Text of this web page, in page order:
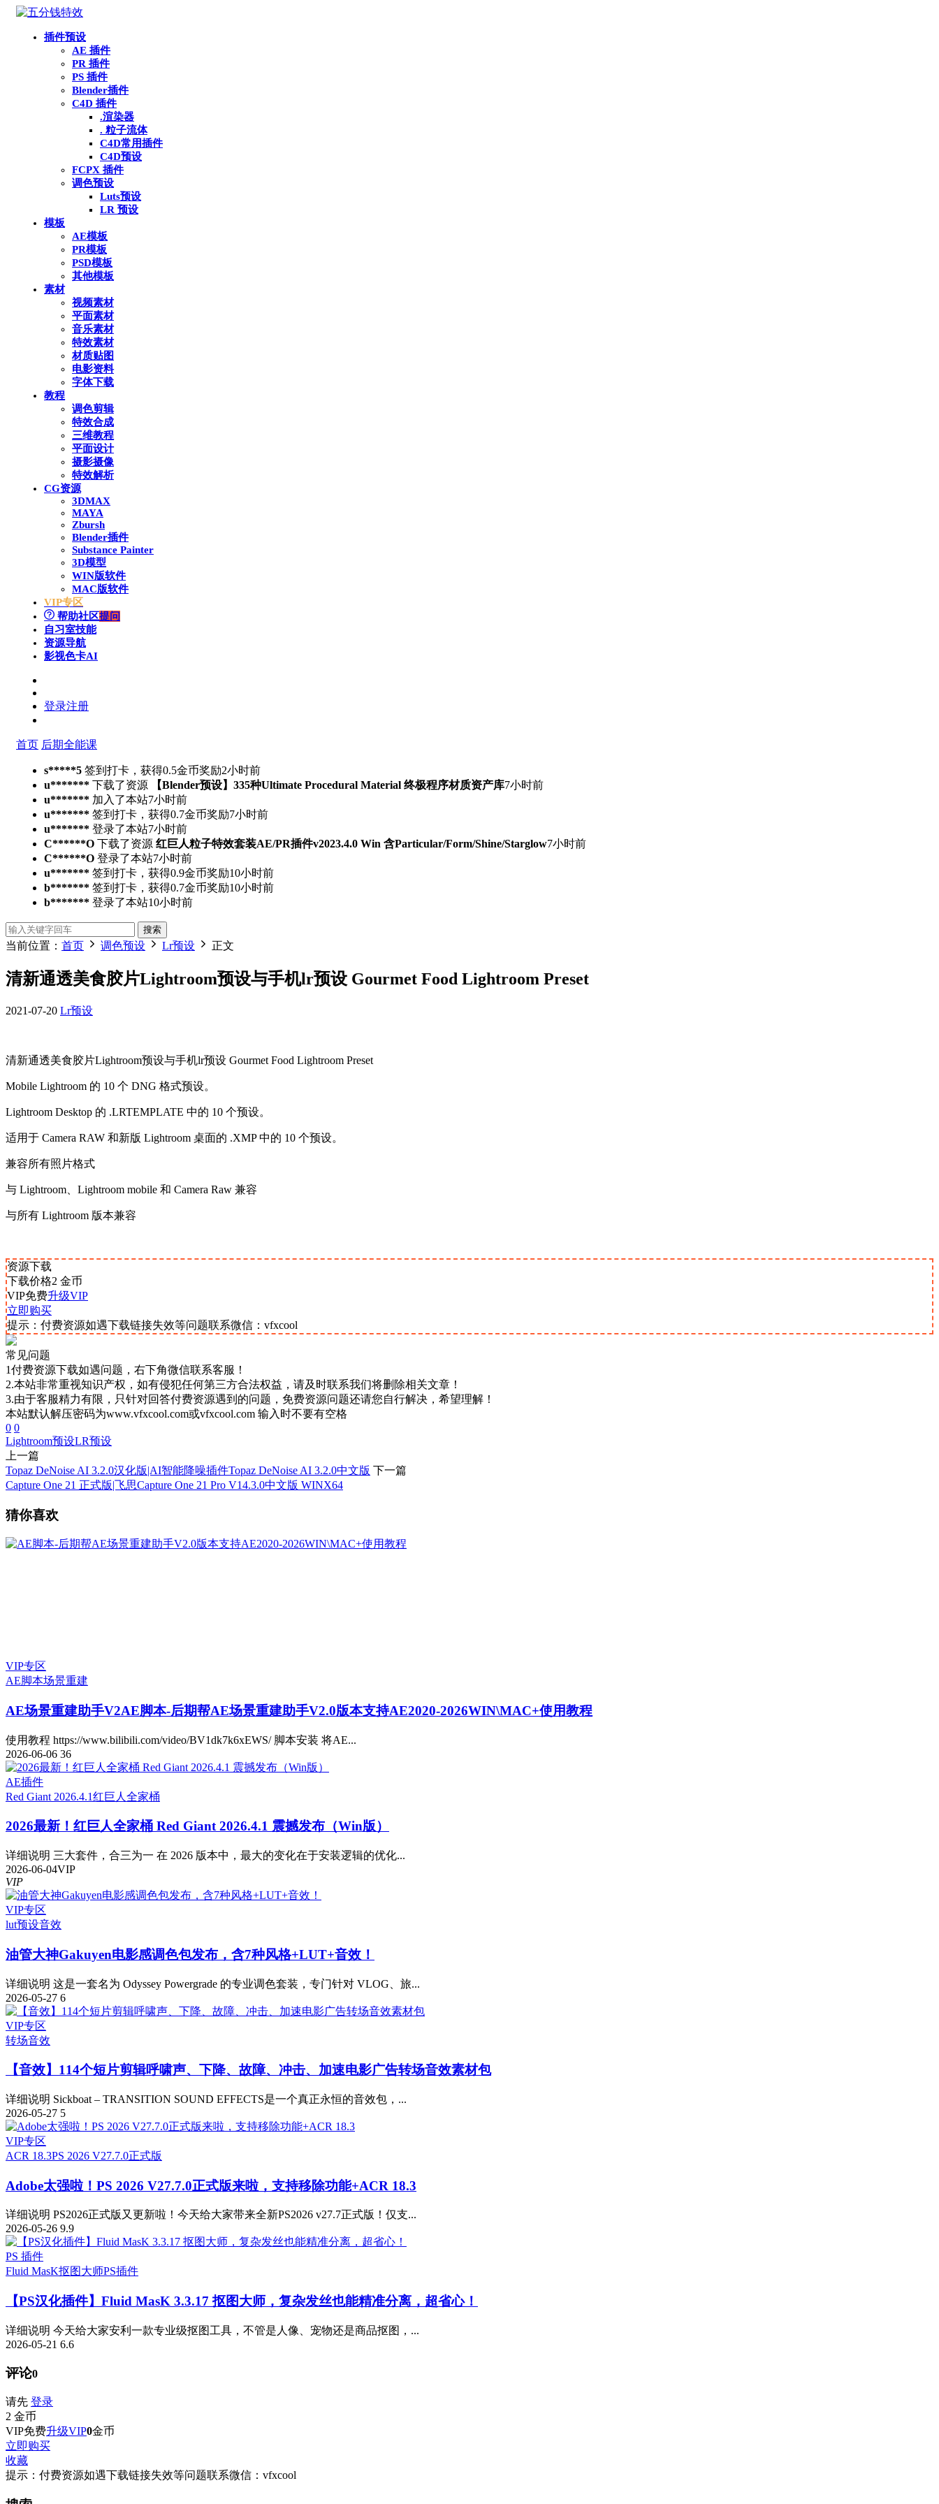
插件预设
AE 插件
PR 插件
PS 插件
Blender插件
C4D 插件
.渲染器
. 粒子流体
C4D常用插件
C4D预设
FCPX 插件
调色预设
Luts预设
LR 预设
模板
AE模板
PR模板
PSD模板
其他模板
素材
视频素材
平面素材
音乐素材
特效素材
材质贴图
电影资料
字体下载
教程
调色剪辑
特效合成
三维教程
平面设计
摄影摄像
特效解析
CG资源
3DMAX
MAYA
Zbursh
Blender插件
Substance Painter
3D模型
WIN版软件
MAC版软件
VIP专区
帮助社区提问
自习室技能
资源导航
影视色卡AI
登录注册
首页 后期全能课
s*****5 签到打卡，获得0.5金币奖励2小时前
u******* 下载了资源 【Blender预设】335种Ultimate Procedural Material 终极程序材质资产库7小时前
u******* 加入了本站7小时前
u******* 签到打卡，获得0.7金币奖励7小时前
u******* 登录了本站7小时前
C******O 下载了资源 红巨人粒子特效套装AE/PR插件v2023.4.0 Win 含Particular/Form/Shine/Starglow7小时前
C******O 登录了本站7小时前
u******* 签到打卡，获得0.9金币奖励10小时前
b******* 签到打卡，获得0.7金币奖励10小时前
b******* 登录了本站10小时前
搜索
当前位置： 首页 调色预设 Lr预设 正文
清新通透美食胶片Lightroom预设与手机lr预设 Gourmet Food Lightroom Preset
2021-07-20 Lr预设
清新通透美食胶片Lightroom预设与手机lr预设 Gourmet Food Lightroom Preset
Mobile Lightroom 的 10 个 DNG 格式预设。
Lightroom Desktop 的 .LRTEMPLATE 中的 10 个预设。
适用于 Camera RAW 和新版 Lightroom 桌面的 .XMP 中的 10 个预设。
兼容所有照片格式
与 Lightroom、Lightroom mobile 和 Camera Raw 兼容
与所有 Lightroom 版本兼容
资源下载
下载价格2 金币
VIP免费升级VIP
立即购买
提示：付费资源如遇下载链接失效等问题联系微信：vfxcool
常见问题
1付费资源下载如遇问题，右下角微信联系客服！
2.本站非常重视知识产权，如有侵犯任何第三方合法权益，请及时联系我们将删除相关文章！
3.由于客服精力有限，只针对回答付费资源遇到的问题，免费资源问题还请您自行解决，希望理解！
本站默认解压密码为www.vfxcool.com或vfxcool.com 输入时不要有空格
0 0
Lightroom预设LR预设
上一篇
Topaz DeNoise AI 3.2.0汉化版|AI智能降噪插件Topaz DeNoise AI 3.2.0中文版 下一篇
Capture One 21 正式版|飞思Capture One 21 Pro V14.3.0中文版 WINX64
猜你喜欢
VIP专区
AE脚本场景重建
AE场景重建助手V2AE脚本-后期帮AE场景重建助手V2.0版本支持AE2020-2026WIN\MAC+使用教程
使用教程 https://www.bilibili.com/video/BV1dk7k6xEWS/ 脚本安装 将AE...
2026-06-06 36
AE插件
Red Giant 2026.4.1红巨人全家桶
2026最新！红巨人全家桶 Red Giant 2026.4.1 震撼发布（Win版）
详细说明 三大套件，合三为一 在 2026 版本中，最大的变化在于安装逻辑的优化...
2026-06-04VIP
VIP
VIP专区
lut预设音效
油管大神Gakuyen电影感调色包发布，含7种风格+LUT+音效！
详细说明 这是一套名为 Odyssey Powergrade 的专业调色套装，专门针对 VLOG、旅...
2026-05-27 6
VIP专区
转场音效
【音效】114个短片剪辑呼啸声、下降、故障、冲击、加速电影广告转场音效素材包
详细说明 Sickboat – TRANSITION SOUND EFFECTS是一个真正永恒的音效包，...
2026-05-27 5
VIP专区
ACR 18.3PS 2026 V27.7.0正式版
Adobe太强啦！PS 2026 V27.7.0正式版来啦，支持移除功能+ACR 18.3
详细说明 PS2026正式版又更新啦！今天给大家带来全新PS2026 v27.7正式版！仅支...
2026-05-26 9.9
PS 插件
Fluid MasK抠图大师PS插件
【PS汉化插件】Fluid MasK 3.3.17 抠图大师，复杂发丝也能精准分离，超省心！
详细说明 今天给大家安利一款专业级抠图工具，不管是人像、宠物还是商品抠图，...
2026-05-21 6.6
评论0
请先 登录
2 金币
VIP免费升级VIP0金币
立即购买
收藏
提示：付费资源如遇下载链接失效等问题联系微信：vfxcool